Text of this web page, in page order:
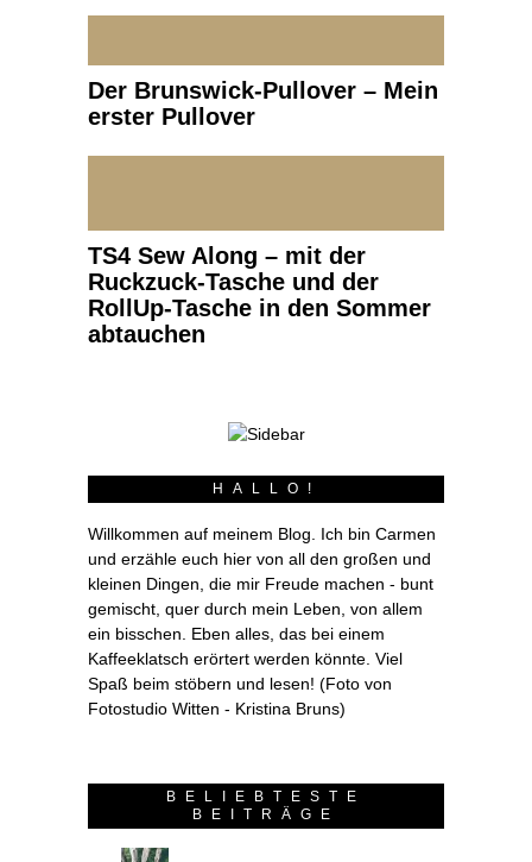
Der Brunswick-Pullover – Mein
erster Pullover
TS4 Sew Along – mit der
Ruckzuck-Tasche und der
RollUp-Tasche in den Sommer
abtauchen
HALLO!
Willkommen auf meinem Blog. Ich bin Carmen
und erzähle euch hier von all den großen und
kleinen Dingen, die mir Freude machen - bunt
gemischt, quer durch mein Leben, von allem
ein bisschen. Eben alles, das bei einem
Kaffeeklatsch erörtert werden könnte. Viel
Spaß beim stöbern und lesen! (Foto von
Fotostudio Witten - Kristina Bruns)
BELIEBTESTE
BEITRÄGE